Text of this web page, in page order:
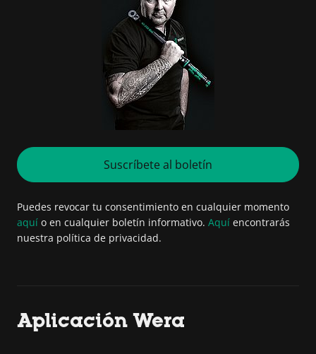
Suscríbete al boletín
Puedes revocar tu consentimiento en cualquier momento
aquí o en cualquier boletín informativo. Aquí encontrarás
nuestra política de privacidad.
Aplicación Wera